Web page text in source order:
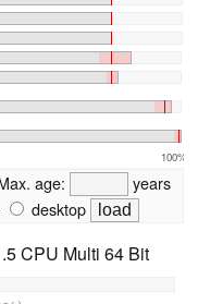
100%
age:
years
desktop
CPU Multi 64 Bit